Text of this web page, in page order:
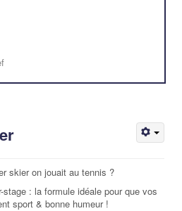
skier on jouait au tennis ?
: la formule idéale pour que vos
sport & bonne humeur !